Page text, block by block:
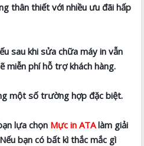
thân thiết với nhiều ưu đãi hấp
sau khi sửa chữa máy in vẫn
miễn phí hỗ trợ khách hàng.
một số trường hợp đặc biệt.
lựa chọn Mực in ATAlàm giải
bạn có bất kì thắc mắc gì